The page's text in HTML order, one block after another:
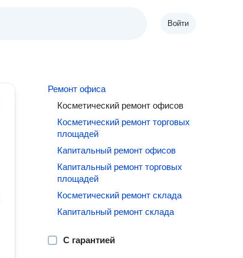
Войти
Ремонт офиса
Косметический ремонт офисов
Косметический ремонт торговых
площадей
Капитальный ремонт офисов
Капитальный ремонт торговых
площадей
Косметический ремонт склада
Капитальный ремонт склада
С гарантией